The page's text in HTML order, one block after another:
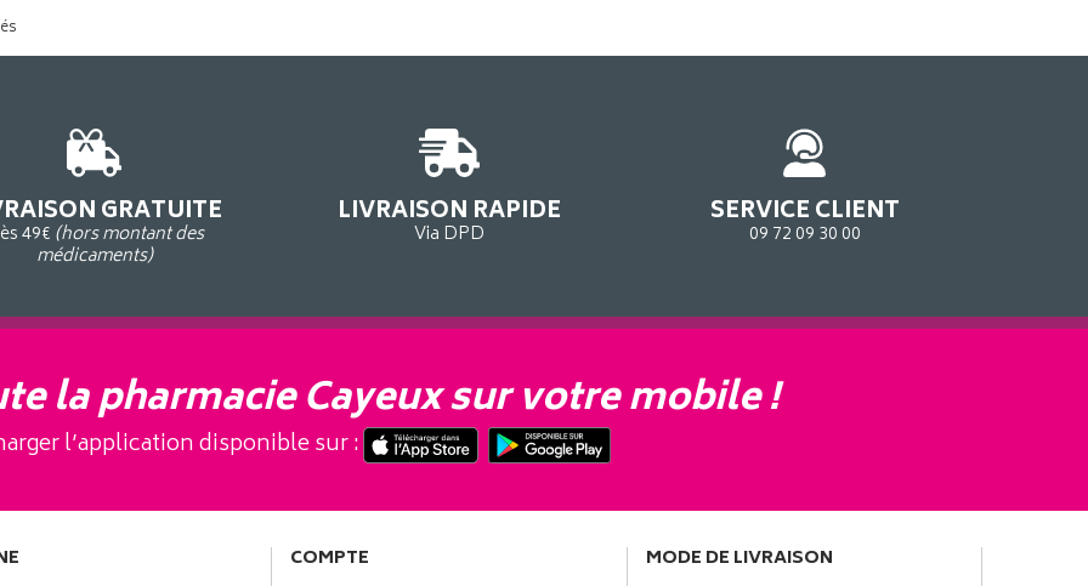
GRATUITE
49€(hors montant des
médicaments)
LIVRAISON RAPIDE
Via DPD
SERVICE CLIENT
09 72 09 30 00
la pharmacie Cayeux sur votre mobile !
l’application disponible sur :
COMPTE MODE DE LIVRAISON